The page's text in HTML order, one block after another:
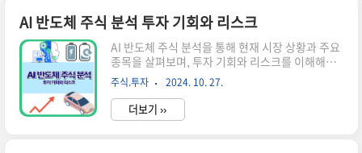
도움을 주고, 리스크 관리에 유용합니다. 하지만 주
식시장의 복잡성과 변동성 때문에 정확한 예측은
쉽지 않습니다. 📌 ※ 자세한 사항은 아래 버튼을
클릭하셔서 확인해 보세요! ※코스피 지수 바로가
기!↑ 이 버튼을 클릭하시면 해당 페이지로 빠르게
이동합니다! ↑코스피 지수 예측의 어려움시장의
불확실성다양한 변수의 영향예측 모델의..
AI 반도체 주식 분석 투자 기회와 리스크
AI 반도체 주식 분석을 통해 현재 시장 상황과 주요
종목을 살펴보며, 투자 기회와 리스크를 이해해보
세요.AI 반도체 시장 개요 AI 반도체는 인공지능 기
술의 발전과 함께 급속도로 성장하고 있는 분야입
니다. 이 반도체는 데이터 처리 속도를 높이고, 효
율성을 극대화하기 위해 설계되었습니다. 특히, 머
주식.투자 2024. 10. 27.
더보기 ››